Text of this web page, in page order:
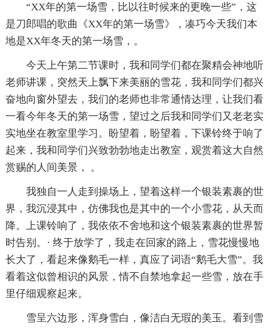
“XX年的第一场雪，比以往时候来的更晚一些”，这
是刀郎唱的歌曲《XX年的第一场雪》，凑巧今天我们本
地是XX年冬天的第一场雪，。
今天上午第二节课时，我和同学们都在聚精会神地听
老师讲课，突然天上飘下来美丽的雪花，我和同学们都兴
奋地向窗外望去，我们的老师也非常通情达理，让我们看
一看今年冬天的第一场雪，望过之后我和同学们又老老实
实地坐在教室里学习。盼望着，盼望着，下课铃终于响了
起来，我和同学们兴致勃勃地走出教室，观赏着这大自然
赏赐的人间美景， 。
我独自一人走到操场上，望着这样一个银装素裹的世
界，我沉浸其中，仿佛我也是其中的一个小雪花，从天而
降。上课铃响了，我依依不舍地和这个银装素裹的世界暂
时告别。· 终于放学了，我走在回家的路上，雪花慢慢地
长大了，看起来像鹅毛一样，真应了词语“鹅毛大雪”。我
看着这似曾相识的风景，情不自禁地拿起一些雪，放在手
里仔细观察起来。
雪呈六边形，浑身雪白，像洁白无瑕的美玉。看到雪